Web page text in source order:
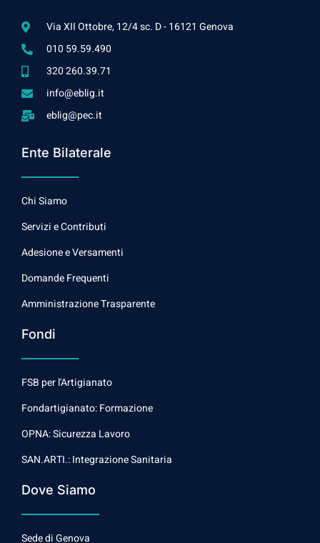
Via XII Ottobre, 12/4 sc. D - 16121 Genova
010 59.59.490
320 260.39.71
info@eblig.it
eblig@pec.it
Ente Bilaterale
Chi Siamo
Servizi e Contributi
Adesione e Versamenti
Domande Frequenti
Amministrazione Trasparente
Fondi
FSB per l'Artigianato
Fondartigianato: Formazione
OPNA: Sicurezza Lavoro
SAN.ARTI.: Integrazione Sanitaria
Dove Siamo
Sede di Genova